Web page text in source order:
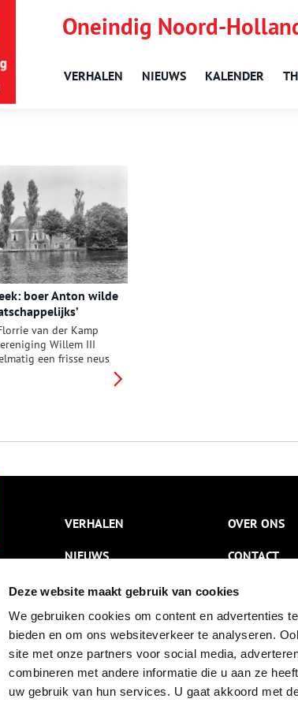
Deze website maakt gebruik van cookies
We gebruiken cookies om content en advertenties
bieden en om ons websiteverkeer te analyseren.
site met onze partners voor social media,
combineren met andere informatie die u aan ze
uw gebruik van hun services. U gaat akkoord met
Oneindig Noord-
VERHALEN NIEUWS KALENDER
boer Anton wilde
van der Kamp
Willem III
een frisse neus
Deze week
VERHALEN
NIEUWS
KALENDER
THEMA’S
ACTIVITEITEN
VIDEO’S
OVER ONS
CONTACT
NIEUWSBRIEF
DISCLAIMER
PRIVACY